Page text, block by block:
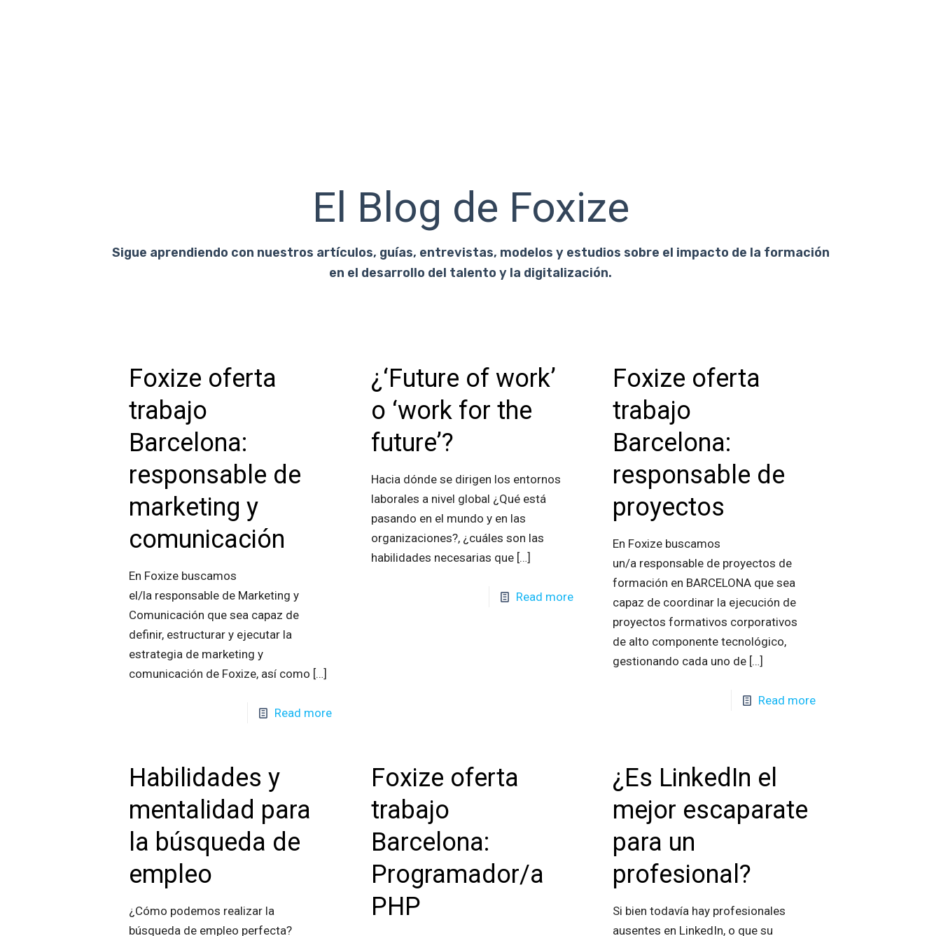
El Blog de Foxize
Sigue aprendiendo con nuestros artículos, guías, entrevistas, modelos y estudios sobre el impacto de la formación
en el desarrollo del talento y la digitalización.
Foxize oferta
trabajo
Barcelona:
responsable de
marketing y
comunicación
En Foxize buscamos
el/la responsable de Marketing y
Comunicación que sea capaz de
definir, estructurar y ejecutar la
estrategia de marketing y
comunicación de Foxize, así como […]
Read more
¿‘Future of work’
o ‘work for the
future’?
Hacia dónde se dirigen los entornos
laborales a nivel global ¿Qué está
pasando en el mundo y en las
organizaciones?, ¿cuáles son las
habilidades necesarias que[…]
Read more
Foxize oferta
trabajo
Barcelona:
responsable de
proyectos
En Foxize buscamos
un/a responsable de proyectos de
formación en BARCELONA que sea
capaz de coordinar la ejecución de
proyectos formativos corporativos
de alto componente tecnológico,
gestionando cada uno de[…]
Read more
Habilidades y
mentalidad para
la búsqueda de
empleo
¿Cómo podemos realizar la
búsqueda de empleo perfecta?
Foxize oferta
trabajo
Barcelona:
Programador/a
PHP
¿Es LinkedIn el
mejor escaparate
para un
profesional?
Si bien todavía hay profesionales
ausentes en LinkedIn, o que su